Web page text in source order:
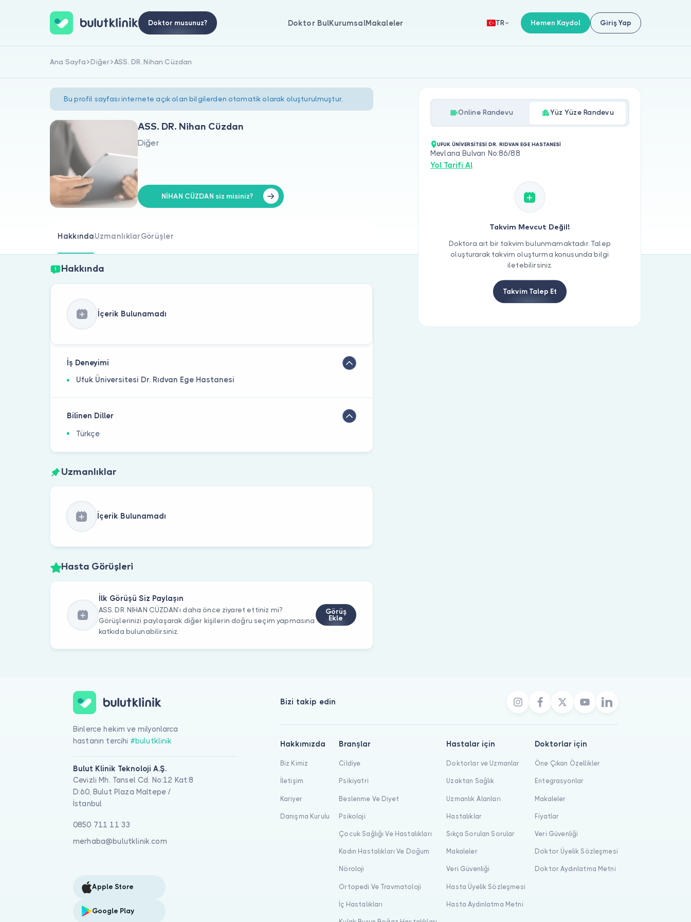
Doktor musunuz? Doktor BulKurumsalMakaleler TR Hemen Kaydol Giriş Yap
Ana Sayfa Diğer ASS. DR. Nihan Cüzdan
Bu profil sayfası internete açık olan bilgilerden otomatik olarak oluşturulmuştur.
ASS. DR. Nihan Cüzdan
Diğer
NİHAN CÜZDAN siz misiniz?
HakkındaUzmanlıklarGörüşler
Hakkında
İçerik Bulunamadı
İş Deneyimi
Ufuk Üniversitesi Dr. Rıdvan Ege Hastanesi
Bilinen Diller
Türkçe
Uzmanlıklar
İçerik Bulunamadı
Hasta Görüşleri
İlk Görüşü Siz Paylaşın
ASS. DR. NİHAN CÜZDAN’ı daha önce ziyaret ettiniz mi?
Görüşlerinizi paylaşarak diğer kişilerin doğru seçim yapmasına
katkıda bulunabilirsiniz.
Görüş
Ekle
Online Randevu Yüz Yüze Randevu
UFUK ÜNİVERSİTESİ DR. RIDVAN EGE HASTANESİ
Mevlana Bulvarı No:86/88
Yol Tarifi Al
Takvim Mevcut Değil!
Doktora ait bir takvim bulunmamaktadır. Talep
oluşturarak takvim oluşturma konusunda bilgi
iletebilirsiniz.
Takvim Talep Et
Binlerce hekim ve milyonlarca
hastanın tercihi #bulutklinik
Bulut Klinik Teknoloji A.Ş.
Cevizli Mh. Tansel Cd. No:12 Kat:8
D:60, Bulut Plaza Maltepe /
İstanbul
0850 711 11 33
merhaba@bulutklinik.com
Apple Store
Google Play
Bizi takip edin
Hakkımızda
Biz Kimiz
İletişim
Kariyer
Danışma Kurulu
Branşlar
Cildiye
Psikiyatri
Beslenme Ve Diyet
Psikoloji
Çocuk Sağlığı Ve Hastalıkları
Kadın Hastalıkları Ve Doğum
Nöroloji
Ortopedi Ve Travmatoloji
İç Hastalıkları
Hastalar için
Doktorlar ve Uzmanlar
Uzaktan Sağlık
Uzmanlık Alanları
Hastalıklar
Sıkça Sorulan Sorular
Makaleler
Veri Güvenliği
Hasta Üyelik Sözleşmesi
Hasta Aydınlatma Metni
Doktorlar için
Öne Çıkan Özellikler
Entegrasyonlar
Makaleler
Fiyatlar
Veri Güvenliği
Doktor Üyelik Sözleşmesi
Doktor Aydınlatma Metni